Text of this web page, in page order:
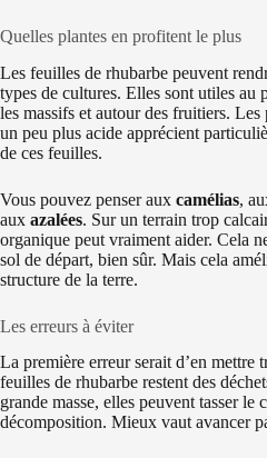
Quelles plantes en profitent le plus
Les feuilles de rhubarbe peuvent
types de cultures. Elles sont utiles au
les massifs et autour des fruitiers.
un peu plus acide apprécient
de ces feuilles.
Vous pouvez penser aux camélias,
aux azalées. Sur un terrain trop
organique peut vraiment aider. Cela
sol de départ, bien sûr. Mais cela
structure de la terre.
Les erreurs à éviter
La première erreur serait d’en mettre
feuilles de rhubarbe restent des
grande masse, elles peuvent tasser le
décomposition. Mieux vaut avancer